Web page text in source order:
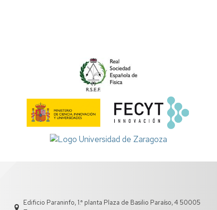
Edificio Paraninfo, 1.ª planta Plaza de Basilio Paraíso, 4 50005